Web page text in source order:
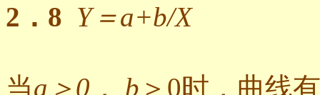
2．8 Y＝a+b/X
当a＞0， b ＞0时，曲线